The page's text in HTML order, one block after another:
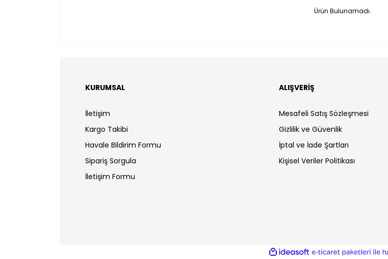
Ürün Bulunamadı.
KURUMSAL
İletişim
Kargo Takibi
Havale Bildirim Formu
Sipariş Sorgula
İletişim Formu
ALIŞVERİŞ
Mesafeli Satış Sözleşmesi
Gizlilik ve Güvenlik
İptal ve İade Şartları
Kişisel Veriler Politikası
ideasoft
e-